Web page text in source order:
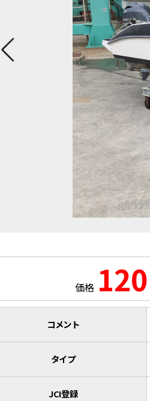
価格 120
コメント
タイプ
JCI登録